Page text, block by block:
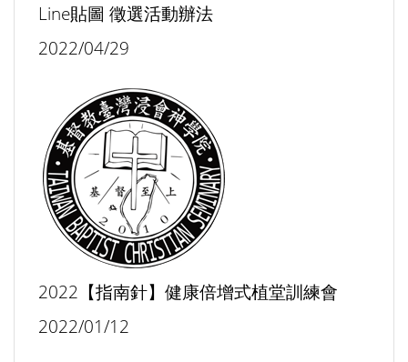
Line貼圖 徵選活動辦法
2022/04/29
2022【指南針】健康倍增式植堂訓練會
2022/01/12